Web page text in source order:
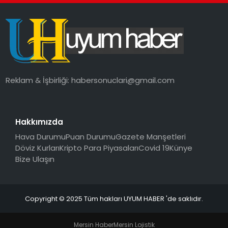
MAGAZIN
YAŞAM
Reklam & İşbirliği:habersonuclari@gmail.com
Hakkımızda
Hava DurumuPuan DurumuGazete Manşetleri
Döviz KurlarıKripto Para PiyasalarıCovid 19Künye
Bize Ulaşın
Copyright © 2025 Tüm hakları UYUM HABER 'de saklıdır.
Mersin HaberMersin Lojistik